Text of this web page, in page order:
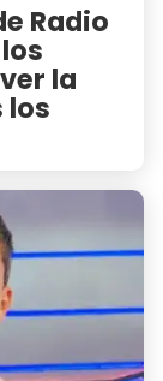
Radio
la
los